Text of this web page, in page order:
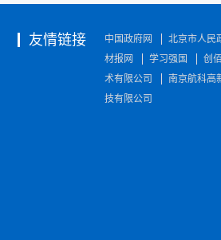
友情链接 中国政府网 北京市人民
材报网
学习强国 创
术有限公司
南京航科高
技有限公司